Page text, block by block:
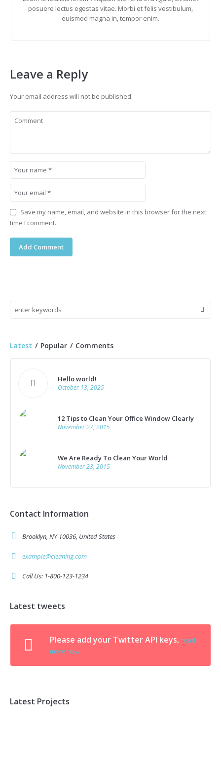
posuere lectus egestas vitae. Morbi et felis vestibulum,
euismod magna in, tempor enim.
Leave a Reply
Your email address will not be published.
Save my name, email, and website in this browser for the next
time I comment.
Latest Popular Comments
Hello world!
October 13, 2025
12 Tips to Clean Your Office Window Clearly
November 27, 2015
We Are Ready To Clean Your World
November 23, 2015
Contact Information
Brooklyn, NY 10036, United States
example@cleaning.com
Call Us: 1-800-123-1234
Latest tweets
Please add your Twitter API keys, read
more how
Latest Projects